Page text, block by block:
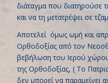
διάταγμα που διατηρούσε
και να τη μετατρέψει σε
Αποτελεί όμως ωμή και
Ορθοδοξίας από τον
βεβήλωση του Ιερού
της Ορθοδοξίας, ( Το
δεν μπορεί να παραμείνει